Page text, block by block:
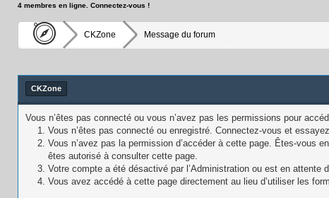
4 membres en ligne. Connectez-vous !
CKZone Message du forum
CKZone
Vous n’êtes pas connecté ou vous n’avez pas les permissions pour
Vous n’êtes pas connecté ou enregistré. Connectez-vous et
Vous n’avez pas la permission d’accéder à cette page. Êtes-vous
êtes autorisé à consulter cette page.
Votre compte a été désactivé par l’Administration ou est en attente
Vous avez accédé à cette page directement au lieu d’utiliser les